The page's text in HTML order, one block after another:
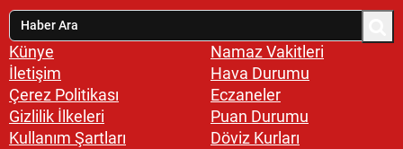
Künye
İletişim
Çerez Politikası
Gizlilik İlkeleri
Kullanım Şartları
Namaz Vakitleri
Hava Durumu
Eczaneler
Puan Durumu
Döviz Kurları